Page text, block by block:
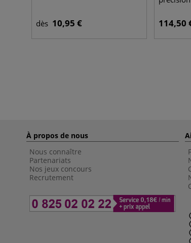
dès 10,95 € 114,50
À propos de nous
Nous connaître
Partenariats
Nos jeux concours
Recrutement